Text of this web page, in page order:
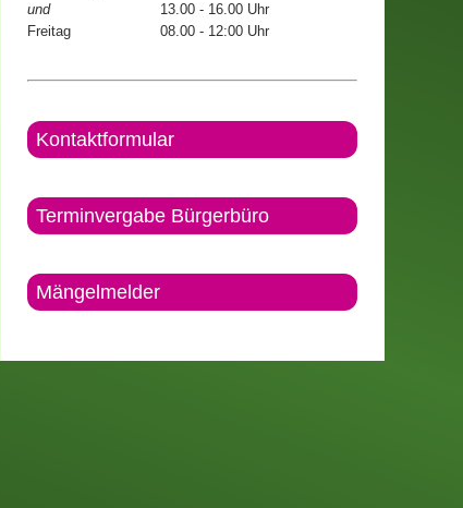
und
13.00 - 16.00 Uhr
Freitag
08.00 - 12:00 Uhr
Kontaktformular
Terminvergabe Bürgerbüro
Mängelmelder